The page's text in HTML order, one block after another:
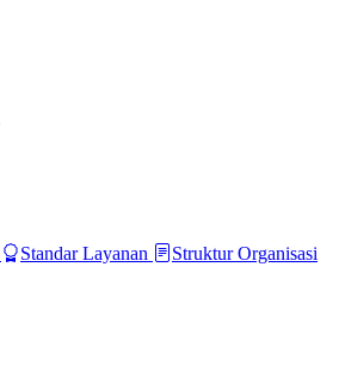
Standar Layanan Struktur Organisasi